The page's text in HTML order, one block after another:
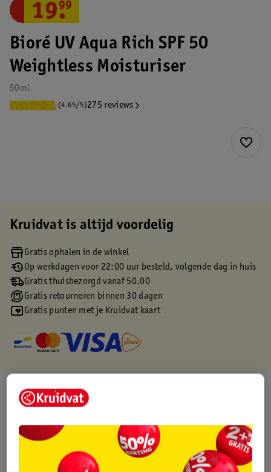
Bioré UV Aqua Rich SPF 50
Weightless Moisturiser
50ml
(4.65/5)275 reviews
19.
99
Kruidvat is altijd voordelig
Gratis ophalen in de winkel
Op werkdagen voor 22:00 uur besteld, volgende dag in huis
Gratis thuisbezorgd vanaf 50.00
Gratis retourneren binnen 30 dagen
Gratis punten met je Kruidvat kaart
Over dit product
Etiketinformatie